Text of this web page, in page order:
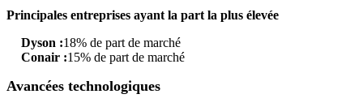
Principales entreprises ayant la part la plus élevée
Dyson :18% de part de marché
Conair :15% de part de marché
Avancées technologiques